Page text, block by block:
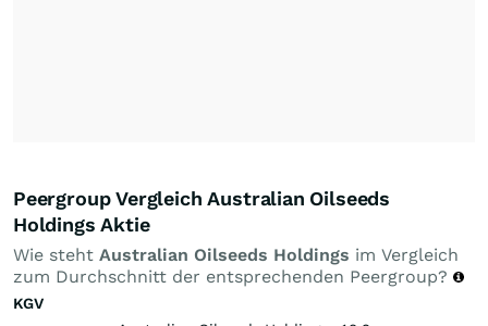
Peergroup Vergleich Australian Oilseeds
Holdings Aktie
Wie steht Australian Oilseeds Holdings im Vergleich
zum Durchschnitt der entsprechenden Peergroup?
KGV